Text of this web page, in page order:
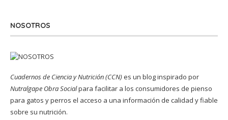
NOSOTROS
Cuadernos de Ciencia y Nutrición (CCN)es un blog inspirado por
Nutralgape Obra Socialpara facilitar a los consumidores de pienso
para gatos y perros el acceso a una información de calidad y fiable
sobre su nutrición.